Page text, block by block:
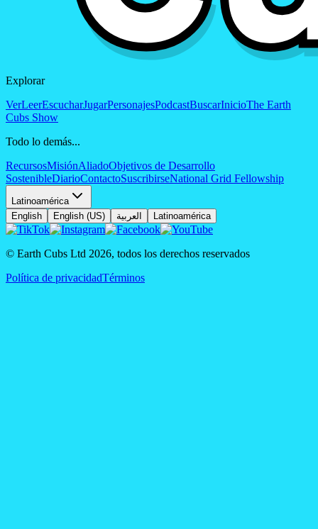
Explorar
VerLeerEscucharJugarPersonajesPodcastBuscarInicioThe Earth
Cubs Show
Todo lo demás...
RecursosMisiónAliadoObjetivos de Desarrollo
SostenibleDiarioContactoSuscribirseNational Grid Fellowship
Latinoamérica
English
English (US) العربية Latinoamérica
© Earth Cubs Ltd 2026, todos los derechos reservados
Política de privacidadTérminos